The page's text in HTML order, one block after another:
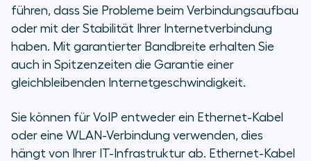
führen, dass Sie Probleme beim Verbindungsaufbau
oder mit der Stabilität Ihrer Internetverbindung
haben. Mit garantierter Bandbreite erhalten Sie
auch in Spitzenzeiten die Garantie einer
gleichbleibenden Internetgeschwindigkeit.
Sie können für VoIP entweder ein Ethernet-Kabel
oder eine WLAN-Verbindung verwenden, dies
hängt von Ihrer IT-Infrastruktur ab. Ethernet-Kabel